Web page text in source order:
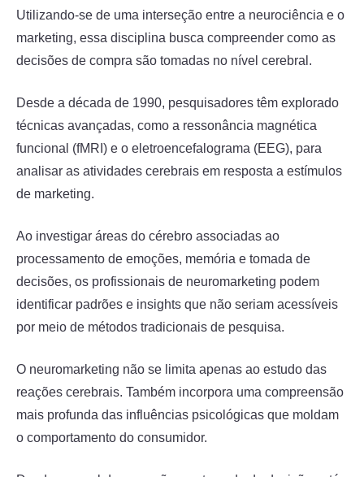
Utilizando-se de uma interseção entre a neurociência e o
marketing, essa disciplina busca compreender como as
decisões de compra são tomadas no nível cerebral.
Desde a década de 1990, pesquisadores têm explorado
técnicas avançadas, como a ressonância magnética
funcional (fMRI) e o eletroencefalograma (EEG), para
analisar as atividades cerebrais em resposta a estímulos
de marketing.
Ao investigar áreas do cérebro associadas ao
processamento de emoções, memória e tomada de
decisões, os profissionais de neuromarketing podem
identificar padrões e insights que não seriam acessíveis
por meio de métodos tradicionais de pesquisa.
O neuromarketing não se limita apenas ao estudo das
reações cerebrais. Também incorpora uma compreensão
mais profunda das influências psicológicas que moldam
o comportamento do consumidor.